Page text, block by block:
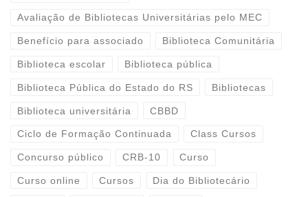
Avaliação de Bibliotecas Universitárias pelo MEC
Benefício para associado Biblioteca Comunitária
Biblioteca escolar Biblioteca pública
Biblioteca Pública do Estado do RS Bibliotecas
Biblioteca universitária CBBD
Ciclo de Formação Continuada Class Cursos
Concurso público CRB-10 Curso
Curso online Cursos Dia do Bibliotecário